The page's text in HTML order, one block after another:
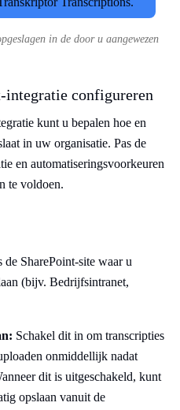
in de door u aangewezen
configureren
kunt u bepalen hoe en
in uw organisatie. Pas de
en automatiseringsvoorkeuren
te voldoen.
de SharePoint-site waar u
(bijv. Bedrijfsintranet,
Schakel dit in om transcripties
onmiddellijk nadat
dit is uitgeschakeld, kunt
opslaan vanuit de